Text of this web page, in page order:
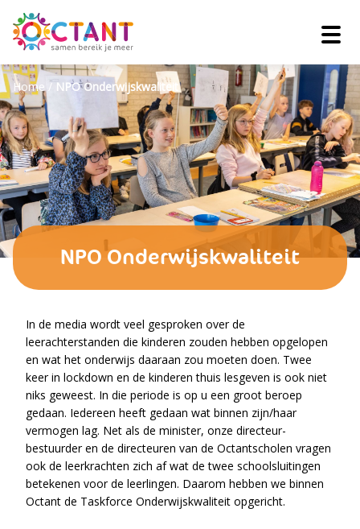
Home/ NPO Onderwijskwaliteit
NPO Onderwijskwaliteit
In de media wordt veel gesproken over de
leerachterstanden die kinderen zouden hebben opgelopen
en wat het onderwijs daaraan zou moeten doen. Twee
keer in lockdown en de kinderen thuis lesgeven is ook niet
niks geweest. In die periode is op u een groot beroep
gedaan. Iedereen heeft gedaan wat binnen zijn/haar
vermogen lag. Net als de minister, onze directeur-
bestuurder en de directeuren van de Octantscholen vragen
ook de leerkrachten zich af wat de twee schoolsluitingen
betekenen voor de leerlingen. Daarom hebben we binnen
Octant de Taskforce Onderwijskwaliteit opgericht.